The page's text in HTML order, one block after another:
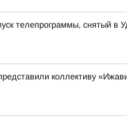
телепрограммы, снятый в
коллективу